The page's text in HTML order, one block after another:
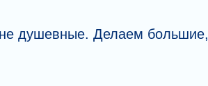
не душевные. Делаем большие,